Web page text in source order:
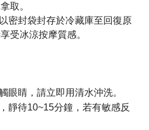
取。
密封袋封存於冷藏庫至回復原
受冰涼按摩質感。
眼睛，請立即用清水沖洗。
靜待10~15分鐘，若有敏感反